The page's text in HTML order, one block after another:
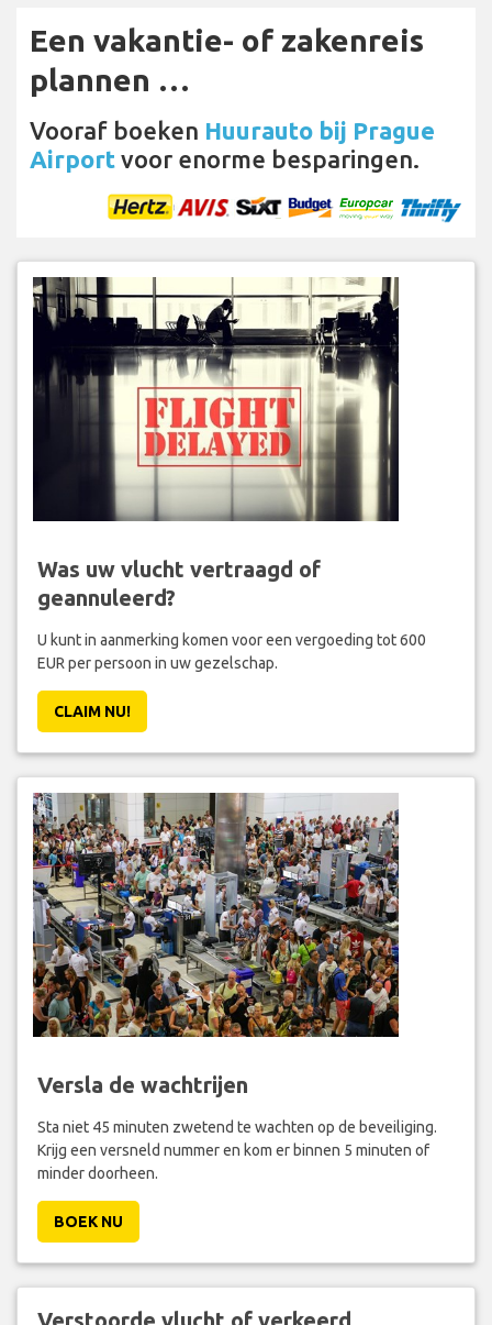
Een vakantie- of zakenreis
plannen …
Vooraf boeken Huurauto bij Prague
Airport voor enorme besparingen.
Was uw vlucht vertraagd of
geannuleerd?
U kunt in aanmerking komen voor een vergoeding tot 600
EUR per persoon in uw gezelschap.
CLAIM NU!
Versla de wachtrijen
Sta niet 45 minuten zwetend te wachten op de beveiliging.
Krijg een versneld nummer en kom er binnen 5 minuten of
minder doorheen.
BOEK NU